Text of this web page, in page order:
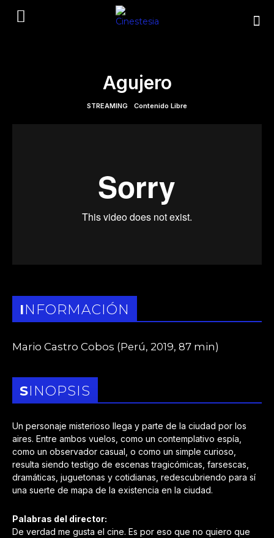
Agujero
STREAMING Contenido Libre
INFORMACIÓN
Mario Castro Cobos (Perú, 2019, 87 min)
SINOPSIS
Un personaje misterioso llega y parte de la ciudad por los
aires. Entre ambos vuelos, como un contemplativo espía,
como un observador casual, o como un simple curioso,
resulta siendo testigo de escenas tragicómicas, farsescas,
dramáticas, juguetonas y cotidianas, redescubriendo para sí
una suerte de mapa de la existencia en la ciudad.
Palabras del director:
De verdad me gusta el cine. Es por eso que no quiero que